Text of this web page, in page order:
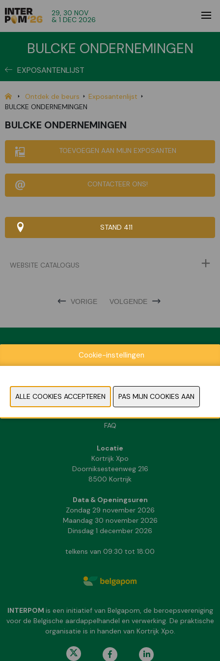
29, 30 NOV
& 1 DEC 2026
BULCKE ONDERNEMINGEN
EXPOSANTENLIJST
Ontdek de beurs
Exposantenlijst
BULCKE ONDERNEMINGEN
BULCKE ONDERNEMINGEN
TOEVOEGEN AAN MIJN EXPOSANTEN
CONTACTEER ONS!
STAND 411
WEBSITE CATALOGUS
VORIGE VOLGENDE
Exposantenlijst
Contact
Pers- en beeldmateriaal
FAQ
Locatie
Kortrijk Xpo
Doorniksesteenweg 216
8500 Kortrijk
Data & Openingsuren
Zondag 29 november 2026
Maandag 30 november 2026
Dinsdag 1 december 2026
telkens van 09:30 tot 18:00
INTERPOM is een initiatief van Belgapom, de beroepsvereniging
voor de Belgische aardappelhandel en verwerking. De praktische
organisatie is in handen van Kortrijk Xpo.
Cookie-instellingen